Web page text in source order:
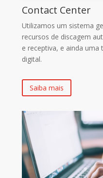
Contact Center
Utilizamos um sistema
recursos de discagem
e receptiva, e ainda uma
digital.
Saiba mais